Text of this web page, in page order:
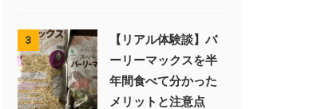
3
【リアル体験談】バ
ーリーマックスを半
年間食べて分かった
メリットと注意点